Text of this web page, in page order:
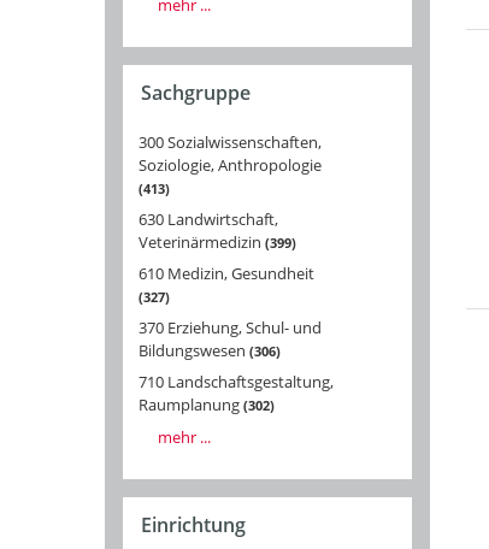
mehr ...
Sachgruppe
300 Sozialwissenschaften,
Soziologie, Anthropologie
413
630 Landwirtschaft,
Veterinärmedizin 399
610 Medizin, Gesundheit
327
370 Erziehung, Schul- und
Bildungswesen 306
710 Landschaftsgestaltung,
Raumplanung 302
mehr ...
Einrichtung